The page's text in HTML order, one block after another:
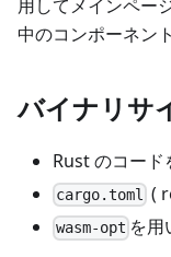
用してメインペー
中のコンポーネン
バイナリサ
Rust のコード
cargo.toml (
wasm-opt を